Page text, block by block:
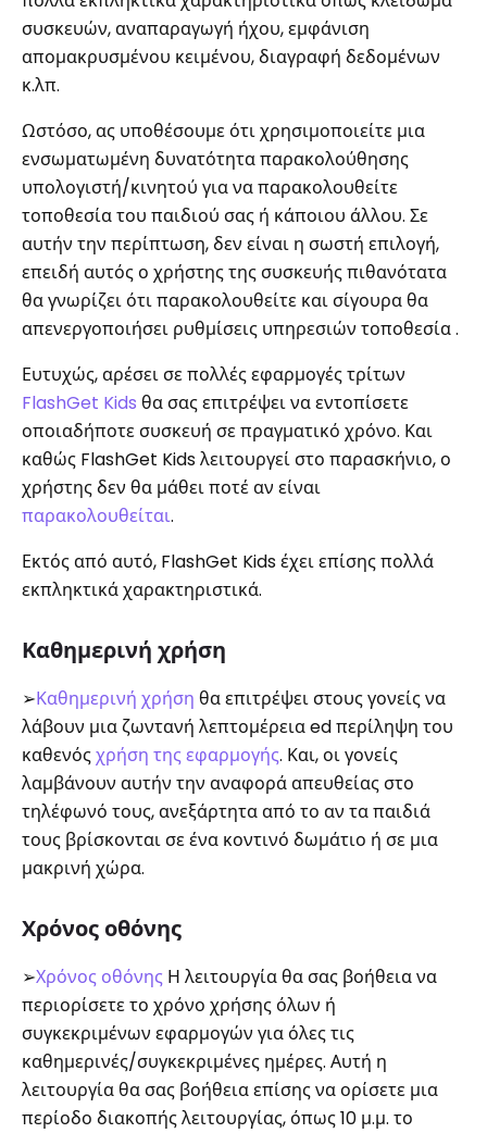
συσκευών, αναπαραγωγή ήχου, εμφάνιση
απομακρυσμένου κειμένου, διαγραφή δεδομένων
κ.λπ.
Ωστόσο, ας υποθέσουμε ότι χρησιμοποιείτε μια
ενσωματωμένη δυνατότητα παρακολούθησης
υπολογιστή/κινητού για να παρακολουθείτε
τοποθεσία του παιδιού σας ή κάποιου άλλου. Σε
αυτήν την περίπτωση, δεν είναι η σωστή επιλογή,
επειδή αυτός ο χρήστης της συσκευής πιθανότατα
θα γνωρίζει ότι παρακολουθείτε και σίγουρα θα
απενεργοποιήσει ρυθμίσεις υπηρεσιών τοποθεσία .
Ευτυχώς, αρέσει σε πολλές εφαρμογές τρίτων
FlashGet Kids θα σας επιτρέψει να εντοπίσετε
οποιαδήποτε συσκευή σε πραγματικό χρόνο. Και
καθώς FlashGet Kids λειτουργεί στο παρασκήνιο, ο
χρήστης δεν θα μάθει ποτέ αν είναι
παρακολουθείται.
Εκτός από αυτό, FlashGet Kids έχει επίσης πολλά
εκπληκτικά χαρακτηριστικά.
Καθημερινή χρήση
➢Καθημερινή χρήση θα επιτρέψει στους γονείς να
λάβουν μια ζωντανή λεπτομέρεια ed περίληψη του
καθενόςχρήση της εφαρμογής. Και, οι γονείς
λαμβάνουν αυτήν την αναφορά απευθείας στο
τηλέφωνό τους, ανεξάρτητα από το αν τα παιδιά
τους βρίσκονται σε ένα κοντινό δωμάτιο ή σε μια
μακρινή χώρα.
Χρόνος οθόνης
➢Χρόνος οθόνης Η λειτουργία θα σας βοήθεια να
περιορίσετε το χρόνο χρήσης όλων ή
συγκεκριμένων εφαρμογών για όλες τις
καθημερινές/συγκεκριμένες ημέρες. Αυτή η
λειτουργία θα σας βοήθεια επίσης να ορίσετε μια
περίοδο διακοπής λειτουργίας, όπως 10 μ.μ. το